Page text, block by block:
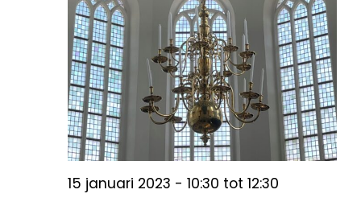
15 januari 2023 - 10:30 tot 12:30